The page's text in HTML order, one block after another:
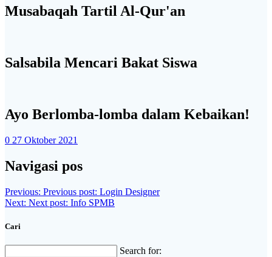
Musabaqah Tartil Al-Qur'an
Salsabila Mencari Bakat Siswa
Ayo Berlomba-lomba dalam Kebaikan!
0 27 Oktober 2021
Navigasi pos
Previous: Previous post: Login Designer
Next: Next post: Info SPMB
Cari
Search for: